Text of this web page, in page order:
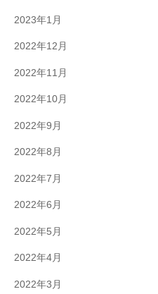
2023年1月
2022年12月
2022年11月
2022年10月
2022年9月
2022年8月
2022年7月
2022年6月
2022年5月
2022年4月
2022年3月